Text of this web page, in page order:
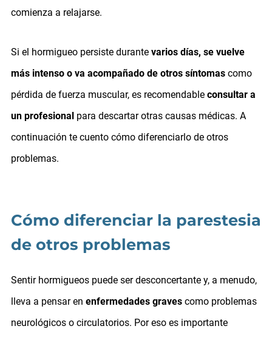
comienza a relajarse.
Si el hormigueo persiste durante varios días, se vuelve
más intenso o va acompañado de otros síntomascomo
pérdida de fuerza muscular, es recomendable consultar a
un profesionalpara descartar otras causas médicas. A
continuación te cuento cómo diferenciarlo de otros
problemas.
Cómo diferenciar la parestesia
de otros problemas
Sentir hormigueos puede ser desconcertante y, a menudo,
lleva a pensar en enfermedades gravescomo problemas
neurológicos o circulatorios. Por eso es importante